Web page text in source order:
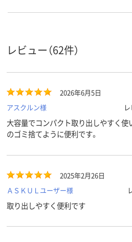
レビュー（62件）
2026年6月5日
アスクルン様
大容量でコンパクト取り出しやすく使
のゴミ捨てように便利です。
2025年2月26日
ＡＳＫＵＬユーザー様
取り出しやすく便利です